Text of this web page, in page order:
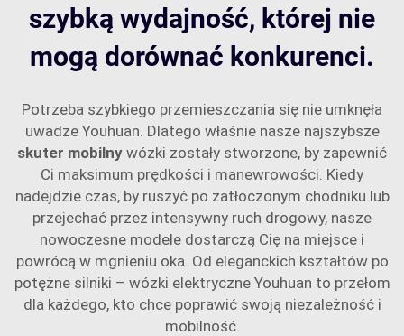
szybką wydajność, której nie
mogą dorównać konkurenci.
Potrzeba szybkiego przemieszczania się nie umknęła
uwadze Youhuan. Dlatego właśnie nasze najszybsze
skuter mobilny wózki zostały stworzone, by zapewnić
Ci maksimum prędkości i manewrowości. Kiedy
nadejdzie czas, by ruszyć po zatłoczonym chodniku lub
przejechać przez intensywny ruch drogowy, nasze
nowoczesne modele dostarczą Cię na miejsce i
powrócą w mgnieniu oka. Od eleganckich kształtów po
potężne silniki – wózki elektryczne Youhuan to przełom
dla każdego, kto chce poprawić swoją niezależność i
mobilność.